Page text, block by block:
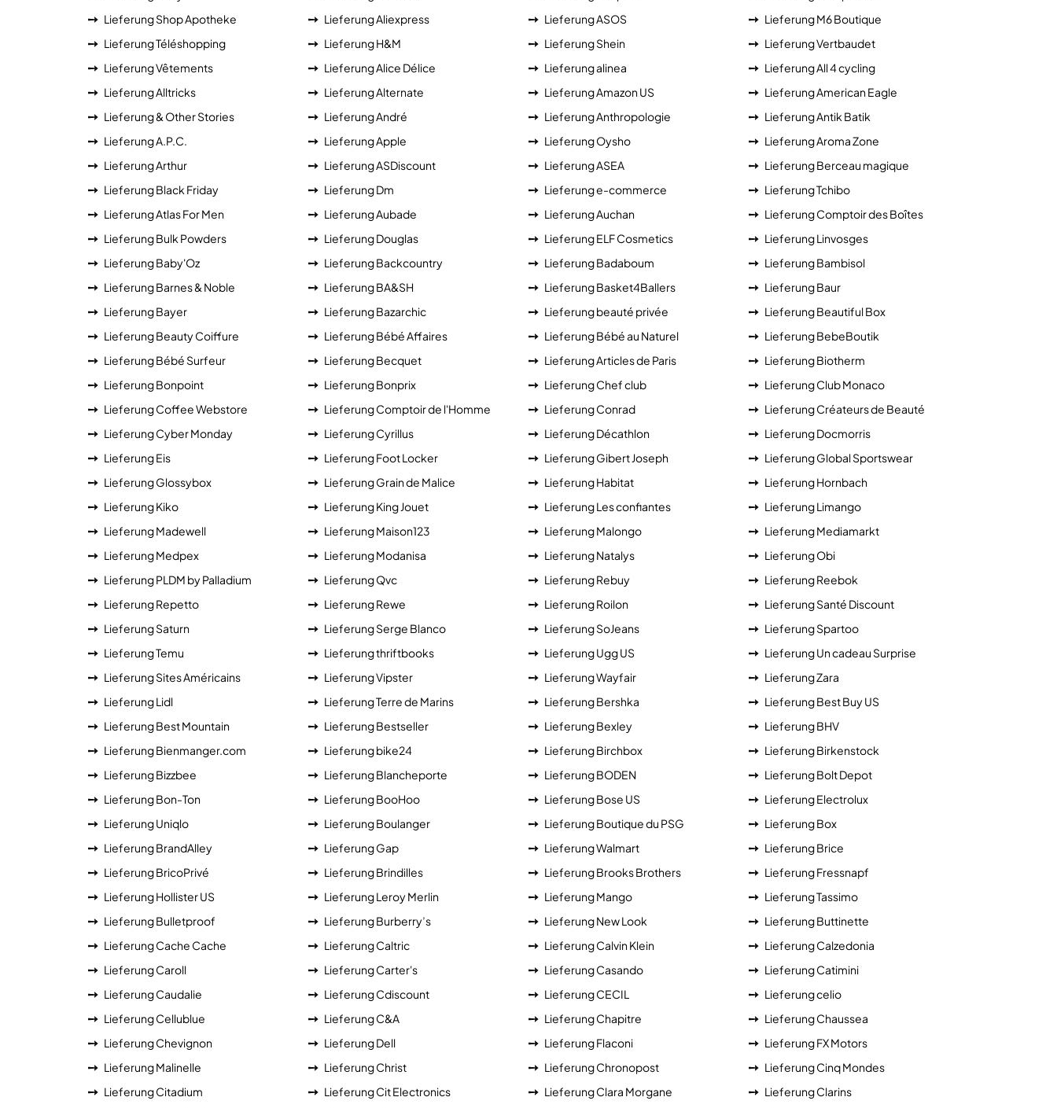
Lieferung Shop Apotheke
Lieferung Aliexpress Lieferung ASOS
Lieferung M6 Boutique
Lieferung Téléshopping
Lieferung H&M Lieferung Shein
Lieferung Vertbaudet
Lieferung Vêtements
Lieferung Alice Délice Lieferung alinea
Lieferung All 4 cycling
Lieferung Alltricks
Lieferung Alternate Lieferung Amazon US
Lieferung American Eagle
Lieferung & Other Stories
Lieferung André Lieferung Anthropologie
Lieferung Antik Batik
Lieferung A.P.C.
Lieferung Apple Lieferung Oysho
Lieferung Aroma Zone
Lieferung Arthur
Lieferung ASDiscount Lieferung ASEA
Lieferung Berceau magique
Lieferung Black Friday
Lieferung Dm Lieferung e-commerce
Lieferung Tchibo
Lieferung Atlas For Men
Lieferung Aubade Lieferung Auchan
Lieferung Comptoir des Boîtes
Lieferung Bulk Powders
Lieferung Douglas Lieferung ELF Cosmetics
Lieferung Linvosges
Lieferung Baby'Oz
Lieferung Backcountry Lieferung Badaboum
Lieferung Bambisol
Lieferung Barnes & Noble
Lieferung BA&SH Lieferung Basket4Ballers
Lieferung Baur
Lieferung Bayer
Lieferung Bazarchic Lieferung beauté privée
Lieferung Beautiful Box
Lieferung Beauty Coiffure
Lieferung Bébé Affaires Lieferung Bébé au Naturel
Lieferung BebeBoutik
Lieferung Bébé Surfeur
Lieferung Becquet Lieferung Articles de Paris
Lieferung Biotherm
Lieferung Bonpoint
Lieferung Bonprix Lieferung Chef club
Lieferung Club Monaco
Lieferung Coffee Webstore
Lieferung Comptoir de l'Homme Lieferung Conrad
Lieferung Créateurs de Beauté
Lieferung Cyber Monday
Lieferung Cyrillus Lieferung Décathlon
Lieferung Docmorris
Lieferung Eis
Lieferung Foot Locker Lieferung Gibert Joseph
Lieferung Global Sportswear
Lieferung Glossybox
Lieferung Grain de Malice Lieferung Habitat
Lieferung Hornbach
Lieferung Kiko
Lieferung King Jouet Lieferung Les confiantes
Lieferung Limango
Lieferung Madewell
Lieferung Maison123 Lieferung Malongo
Lieferung Mediamarkt
Lieferung Medpex
Lieferung Modanisa Lieferung Natalys
Lieferung Obi
Lieferung PLDM by Palladium
Lieferung Qvc Lieferung Rebuy
Lieferung Reebok
Lieferung Repetto
Lieferung Rewe Lieferung Roilon
Lieferung Santé Discount
Lieferung Saturn
Lieferung Serge Blanco Lieferung SoJeans
Lieferung Spartoo
Lieferung Temu
Lieferung thriftbooks Lieferung Ugg US
Lieferung Un cadeau Surprise
Lieferung Sites Américains
Lieferung Vipster Lieferung Wayfair
Lieferung Zara
Lieferung Lidl
Lieferung Terre de Marins Lieferung Bershka
Lieferung Best Buy US
Lieferung Best Mountain
Lieferung Bestseller Lieferung Bexley
Lieferung BHV
Lieferung Bienmanger.com
Lieferung bike24 Lieferung Birchbox
Lieferung Birkenstock
Lieferung Bizzbee
Lieferung Blancheporte Lieferung BODEN
Lieferung Bolt Depot
Lieferung Bon-Ton
Lieferung BooHoo Lieferung Bose US
Lieferung Electrolux
Lieferung Uniqlo
Lieferung Boulanger Lieferung Boutique du PSG
Lieferung Box
Lieferung BrandAlley
Lieferung Gap Lieferung Walmart
Lieferung Brice
Lieferung BricoPrivé
Lieferung Brindilles Lieferung Brooks Brothers
Lieferung Fressnapf
Lieferung Hollister US
Lieferung Leroy Merlin Lieferung Mango
Lieferung Tassimo
Lieferung Bulletproof
Lieferung Burberry’s Lieferung New Look
Lieferung Buttinette
Lieferung Cache Cache
Lieferung Caltric Lieferung Calvin Klein
Lieferung Calzedonia
Lieferung Caroll
Lieferung Carter's Lieferung Casando
Lieferung Catimini
Lieferung Caudalie
Lieferung Cdiscount Lieferung CECIL
Lieferung celio
Lieferung Cellublue
Lieferung C&A Lieferung Chapitre
Lieferung Chaussea
Lieferung Chevignon
Lieferung Dell Lieferung Flaconi
Lieferung FX Motors
Lieferung Malinelle
Lieferung Christ Lieferung Chronopost
Lieferung Cinq Mondes
Lieferung Citadium
Lieferung Cit Electronics Lieferung Clara Morgane
Lieferung Clarins